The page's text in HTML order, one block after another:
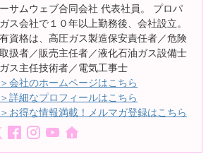
サムウェブ合同会社 代表社員。 プロパ
ス会社で１０年以上勤務後、会社設立。
資格は、高圧ガス製造保安責任者／危険
扱者／販売主任者／液化石油ガス設備士
ス主任技術者／電気工事士
会社のホームページはこちら
詳細なプロフィールはこちら
お得な情報満載！メルマガ登録はこちら